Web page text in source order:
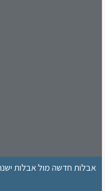
אבלות חדשה מול אבלות ישנה |